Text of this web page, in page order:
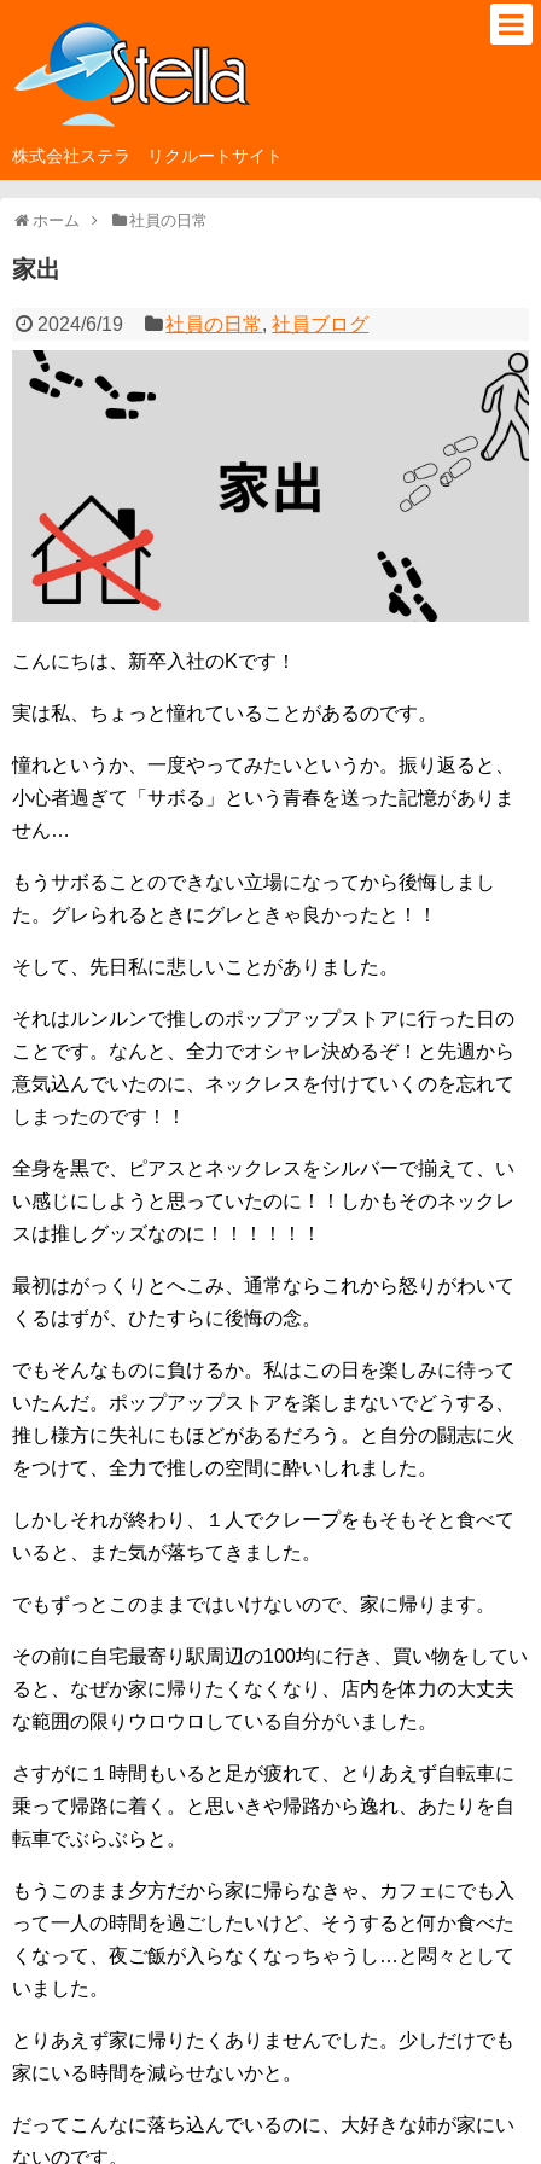
株式会社ステラ リクルートサイト
ホーム 社員の日常
家出
2024/6/19 社員の日常,社員ブログ
こんにちは、新卒入社のKです！
実は私、ちょっと憧れていることがあるのです。
憧れというか、一度やってみたいというか。振り返ると、
小心者過ぎて「サボる」という青春を送った記憶がありま
せん…
もうサボることのできない立場になってから後悔しまし
た。グレられるときにグレときゃ良かったと！！
そして、先日私に悲しいことがありました。
それはルンルンで推しのポップアップストアに行った日の
ことです。なんと、全力でオシャレ決めるぞ！と先週から
意気込んでいたのに、ネックレスを付けていくのを忘れて
しまったのです！！
全身を黒で、ピアスとネックレスをシルバーで揃えて、い
い感じにしようと思っていたのに！！しかもそのネックレ
スは推しグッズなのに！！！！！！
最初はがっくりとへこみ、通常ならこれから怒りがわいて
くるはずが、ひたすらに後悔の念。
でもそんなものに負けるか。私はこの日を楽しみに待って
いたんだ。ポップアップストアを楽しまないでどうする、
推し様方に失礼にもほどがあるだろう。と自分の闘志に火
をつけて、全力で推しの空間に酔いしれました。
しかしそれが終わり、１人でクレープをもそもそと食べて
いると、また気が落ちてきました。
でもずっとこのままではいけないので、家に帰ります。
その前に自宅最寄り駅周辺の100均に行き、買い物をしてい
ると、なぜか家に帰りたくなくなり、店内を体力の大丈夫
な範囲の限りウロウロしている自分がいました。
さすがに１時間もいると足が疲れて、とりあえず自転車に
乗って帰路に着く。と思いきや帰路から逸れ、あたりを自
転車でぶらぶらと。
もうこのまま夕方だから家に帰らなきゃ、カフェにでも入
って一人の時間を過ごしたいけど、そうすると何か食べた
くなって、夜ご飯が入らなくなっちゃうし…と悶々として
いました。
とりあえず家に帰りたくありませんでした。少しだけでも
家にいる時間を減らせないかと。
だってこんなに落ち込んでいるのに、大好きな姉が家にい
ないのです。